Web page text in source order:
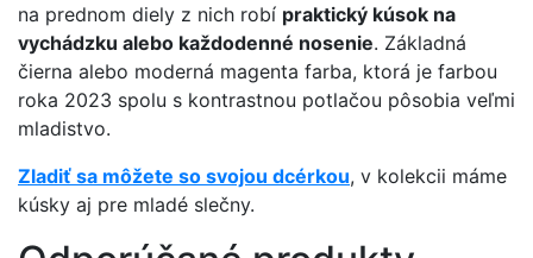
na prednom diely z nich robí praktický kúsok na
vychádzku alebo každodenné nosenie. Základná
čierna alebo moderná magenta farba, ktorá je farbou
roka 2023 spolu s kontrastnou potlačou pôsobia veľmi
mladistvo.
Zladiť sa môžete so svojou dcérkou, v kolekcii máme
kúsky aj pre mladé slečny.